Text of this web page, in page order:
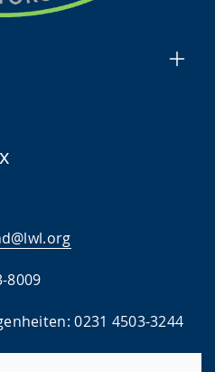
8009
0231 4503-3244